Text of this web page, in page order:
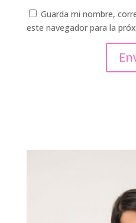
Guarda mi nombre,
este navegador para la